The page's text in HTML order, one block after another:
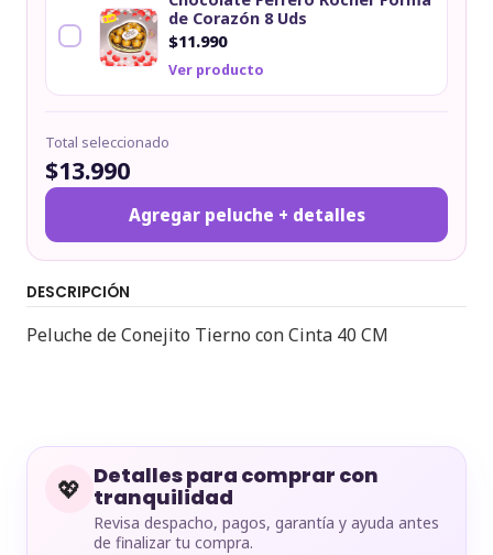
de Corazón 8 Uds
$11.990
Ver producto
Total seleccionado
$13.990
Agregar peluche + detalles
DESCRIPCIÓN
Peluche de Conejito Tierno con Cinta 40 CM
💖 Detalles para comprar con
tranquilidad
Revisa despacho, pagos, garantía y ayuda antes
de finalizar tu compra.